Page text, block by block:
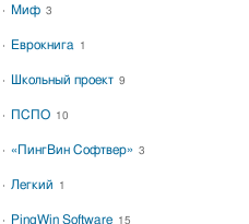
Миф 3
Еврокнига 1
Школьный проект 9
ПСПО 10
«ПингВин Софтвер» 3
Легкий 1
PingWin Software 15